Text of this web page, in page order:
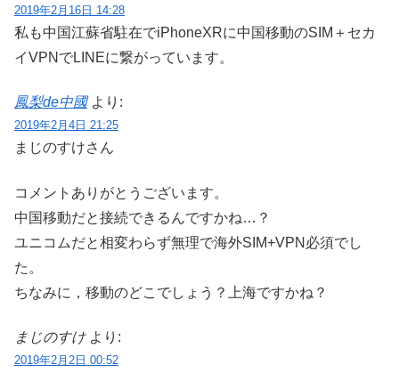
2019年2月16日 14:28
私も中国江蘇省駐在でiPhoneXRに中国移動のSIM＋セカ
イVPNでLINEに繋がっています。
鳳梨de中國 より:
2019年2月4日 21:25
まじのすけさん
コメントありがとうございます。
中国移動だと接続できるんですかね…？
ユニコムだと相変わらず無理で海外SIM+VPN必須でし
た。
ちなみに，移動のどこでしょう？上海ですかね？
まじのすけ より:
2019年2月2日 00:52